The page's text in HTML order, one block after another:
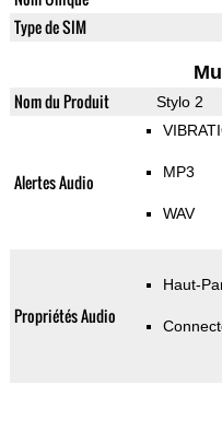
Type de SIM
Nom du Produit Stylo 2
Alertes Audio MP3
WAV
Propriétés Audio
Haut-